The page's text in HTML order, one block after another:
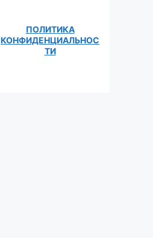
ПОЛИТИКА
КОНФИДЕНЦИАЛЬНОС
ТИ